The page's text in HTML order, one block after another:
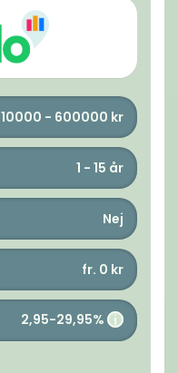
10000 - 600000 kr
1 - 15 år
Nej
fr. 0 kr
2,95-29,95% i